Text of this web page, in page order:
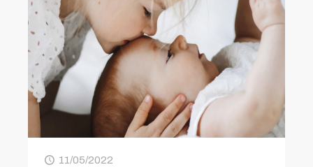
11/05/2022